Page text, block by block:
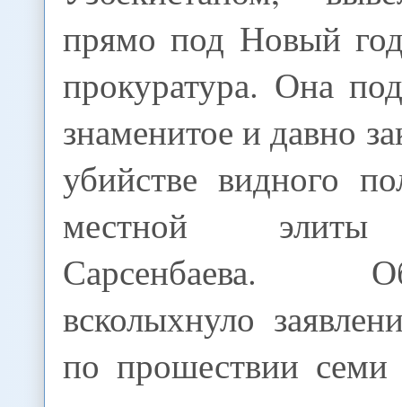
прямо под Новый год
прокуратура. Она
знаменитое и давно
убийстве видного
местной элиты
Сарсенбаева.
всколыхнуло
по прошествии семи